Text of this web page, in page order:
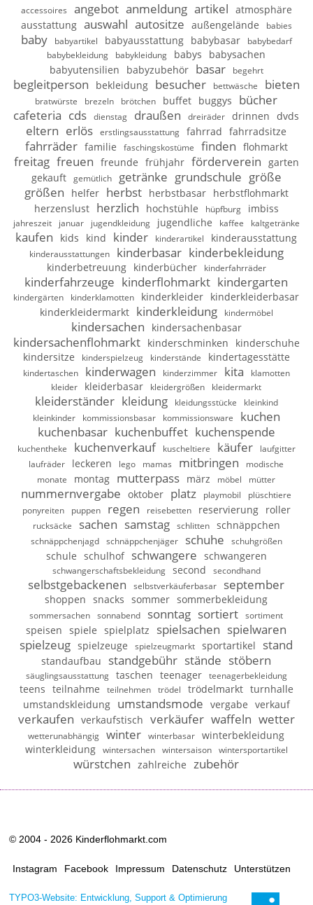
accessoires angebot anmeldung artikel atmosphäre
ausstattung auswahl autositze außengelände babies
baby babyartikel babyausstattung babybasar
babybedarf
babybekleidung
babykleidung babys
babysachen
babyutensilien
babyzubehör basar begehrt
begleitperson bekleidung besucher bettwäsche bieten
bratwürste brezeln brötchen buffet buggys
bücher
cafeteria cds dienstag draußen dreiräder drinnen dvds
eltern erlös erstlingsausstattung fahrrad fahrradsitze
fahrräder familie faschingskostüme finden flohmarkt
freitag freuen freunde frühjahr förderverein garten
gekauft
gemütlich getränke grundschule größe
größen
helfer herbst herbstbasar herbstflohmarkt
herzenslust herzlich hochstühle hüpfburg imbiss
jahreszeit januar jugendkleidung jugendliche kaffee kaltgetränke
kaufen kids kind kinder kinderartikel kinderausstattung
kinderausstattungen kinderbasar kinderbekleidung
kinderbetreuung kinderbücher kinderfahrräder
kinderfahrzeuge kinderflohmarkt kindergarten
kindergärten kinderklamotten kinderkleider kinderkleiderbasar
kinderkleidermarkt kinderkleidung kindermöbel
kindersachen kindersachenbasar
kindersachenflohmarkt kinderschminken
kinderschuhe
kindersitze
kinderspielzeug kinderstände kindertagesstätte
kindertaschen kinderwagen kinderzimmer kita
klamotten
kleider
kleiderbasar kleidergrößen kleidermarkt
kleiderständer kleidung kleidungsstücke
kleinkind
kleinkinder
kommissionsbasar kommissionsware
kuchen
kuchenbasar kuchenbuffet kuchenspende
kuchentheke kuchenverkauf kuscheltiere käufer
laufgitter
laufräder
leckeren lego mamas mitbringen
modische
monate
montag mutterpass märz möbel mütter
nummernvergabe oktober platz playmobil
plüschtiere
ponyreiten
puppen regen reisebetten reservierung roller
rucksäcke sachen samstag schlitten schnäppchen
schnäppchenjagd schnäppchenjäger schuhe schuhgrößen
schule schulhof schwangere schwangeren
schwangerschaftsbekleidung second secondhand
selbstgebackenen selbstverkäuferbasar september
shoppen snacks sommer sommerbekleidung
sommersachen sonnabend sonntag sortiert sortiment
speisen spiele spielplatz spielsachen spielwaren
spielzeug spielzeuge spielzeugmarkt sportartikel stand
standaufbau standgebühr stände stöbern
säuglingsausstattung taschen teenager teenagerbekleidung
teens teilnahme teilnehmen trödel trödelmarkt turnhalle
umstandskleidung umstandsmode vergabe verkauf
verkaufen verkaufstisch verkäufer waffeln wetter
wetterunabhängig winter winterbasar
winterbekleidung
winterkleidung
wintersachen wintersaison wintersportartikel
würstchen zahlreiche zubehör
© 2004 - 2026 Kinderflohmarkt.com
Instagram Facebook Impressum Datenschutz Unterstützen
TYPO3-Website: Entwicklung, Support & Optimierung